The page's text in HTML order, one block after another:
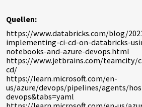
Quellen:
https://www.databricks.com/blog/
implementing-ci-cd-on-databricks-
notebooks-and-azure-devops.html
https://www.jetbrains.com/teamcity/
cd/
https://learn.microsoft.com/en-
us/azure/devops/pipelines/agents/
devops&tabs=yaml